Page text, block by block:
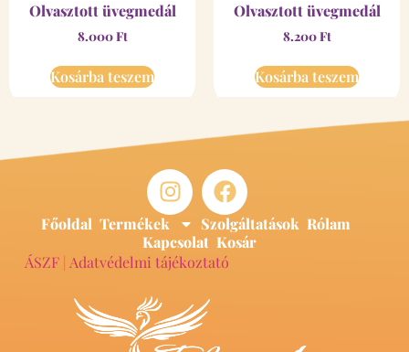
Olvasztott üvegmedál
8.000Ft
Kosárba teszem
Olvasztott üvegmedál
8.200Ft
Kosárba teszem
Főoldal Termékek Szolgáltatások Rólam
Kapcsolat Kosár
ÁSZF| Adatvédelmi tájékoztató